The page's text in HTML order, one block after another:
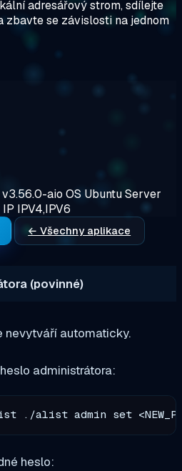
adresářový strom, sdílejte
zbavte se závislosti na jednom
v3.56.0-aio OS Ubuntu Server
IP IPV4,IPV6
← Všechny aplikace
(povinné)
nevytváří automaticky.
administrátora:
heslo: